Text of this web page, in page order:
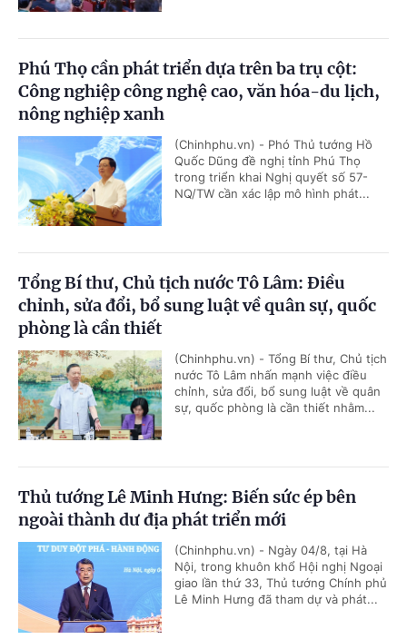
Phú Thọ cần phát triển dựa trên ba trụ cột:
Công nghiệp công nghệ cao, văn hóa-du lịch,
nông nghiệp xanh
(Chinhphu.vn) - Phó Thủ tướng Hồ
Quốc Dũng đề nghị tỉnh Phú Thọ
trong triển khai Nghị quyết số 57-
NQ/TW cần xác lập mô hình phát...
Tổng Bí thư, Chủ tịch nước Tô Lâm: Điều
chỉnh, sửa đổi, bổ sung luật về quân sự, quốc
phòng là cần thiết
(Chinhphu.vn) - Tổng Bí thư, Chủ tịch
nước Tô Lâm nhấn mạnh việc điều
chỉnh, sửa đổi, bổ sung luật về quân
sự, quốc phòng là cần thiết nhằm...
Thủ tướng Lê Minh Hưng: Biến sức ép bên
ngoài thành dư địa phát triển mới
(Chinhphu.vn) - Ngày 04/8, tại Hà
Nội, trong khuôn khổ Hội nghị Ngoại
giao lần thứ 33, Thủ tướng Chính phủ
Lê Minh Hưng đã tham dự và phát...